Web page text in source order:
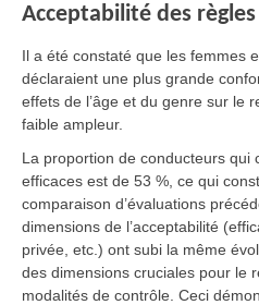
Acceptabilité des règles
Il a été constaté que les femmes
déclaraient une plus grande
effets de l’âge et du genre sur le
faible ampleur.
La proportion de conducteurs qui
efficaces est de 53 %, ce qui
comparaison d’évaluations
dimensions de l’acceptabilité
privée, etc.) ont subi la même
des dimensions cruciales pour le
modalités de contrôle. Ceci